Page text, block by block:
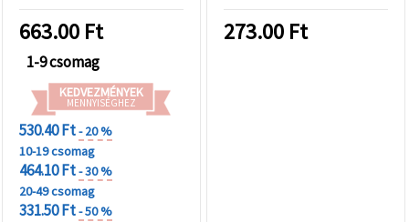
663.00 Ft
1-9 csomag
KEDVEZMÉNYEK
MENNYISÉGHEZ
530.40 Ft- 20 %
10-19 csomag
464.10 Ft- 30 %
20-49 csomag
331.50 Ft- 50 %
273.00 Ft